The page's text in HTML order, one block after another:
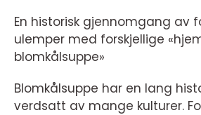
En historisk gjennomgang av
ulemper med forskjellige
blomkålsuppe»
Blomkålsuppe har en lang
verdsatt av mange kulturer.